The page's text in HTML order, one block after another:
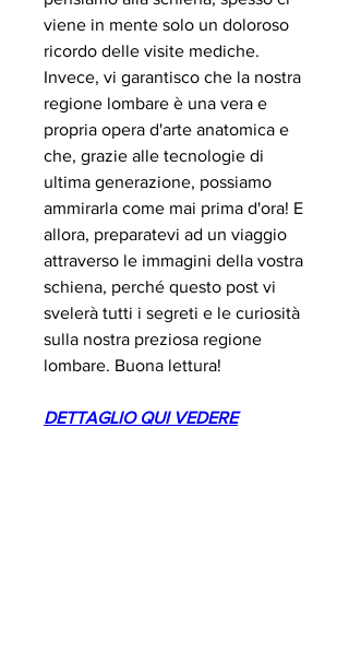
viene in mente solo un doloroso
ricordo delle visite mediche.
Invece, vi garantisco che la nostra
regione lombare è una vera e
propria opera d'arte anatomica e
che, grazie alle tecnologie di
ultima generazione, possiamo
ammirarla come mai prima d'ora! E
allora, preparatevi ad un viaggio
attraverso le immagini della vostra
schiena, perché questo post vi
svelerà tutti i segreti e le curiosità
sulla nostra preziosa regione
lombare. Buona lettura!
DETTAGLIO QUI VEDERE